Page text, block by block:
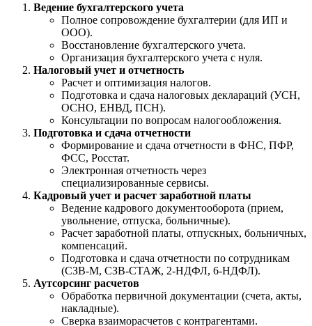
Ведение бухгалтерского учета
Полное сопровождение бухгалтерии (для ИП и
ООО).
Восстановление бухгалтерского учета.
Организация бухгалтерского учета с нуля.
Налоговый учет и отчетность
Расчет и оптимизация налогов.
Подготовка и сдача налоговых деклараций (УСН,
ОСНО, ЕНВД, ПСН).
Консультации по вопросам налогообложения.
Подготовка и сдача отчетности
Формирование и сдача отчетности в ФНС, ПФР,
ФСС, Росстат.
Электронная отчетность через
специализированные сервисы.
Кадровый учет и расчет заработной платы
Ведение кадрового документооборота (прием,
увольнение, отпуска, больничные).
Расчет заработной платы, отпускных, больничных,
компенсаций.
Подготовка и сдача отчетности по сотрудникам
(СЗВ-М, СЗВ-СТАЖ, 2-НДФЛ, 6-НДФЛ).
Аутсорсинг расчетов
Обработка первичной документации (счета, акты,
накладные).
Сверка взаиморасчетов с контрагентами.